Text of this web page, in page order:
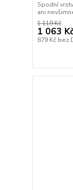
Spodní
ani
1 119 Kč
1 063
879 Kč bez